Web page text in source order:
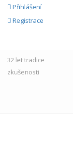
Přihlášení
Registrace
32 lettradice
zkušenosti